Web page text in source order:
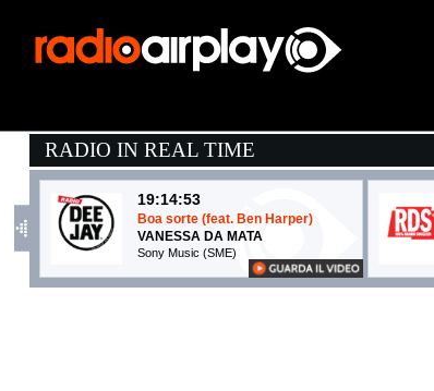
RADIO IN REAL TIME
19:14:53
Boa sorte (feat. Ben Harper)
VANESSA DA MATA
Sony Music (SME)